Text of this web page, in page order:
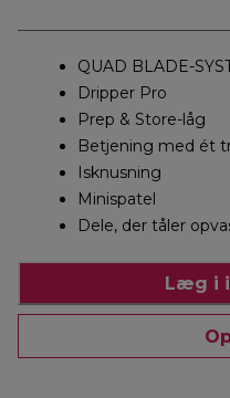
QUAD BLADE-
Dripper Pro
Prep & Store-låg
Betjening med ét
Isknusning
Minispatel
Dele, der tåler
Læg i